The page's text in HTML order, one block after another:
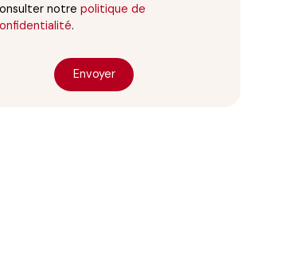
notre politique de
.
Envoyer